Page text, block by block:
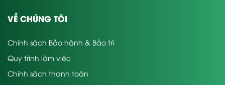
VỀ CHÚNG TÔI
Chính sách Bảo hành & Bảo trì
Quy trình làm việc
Chính sách thanh toán